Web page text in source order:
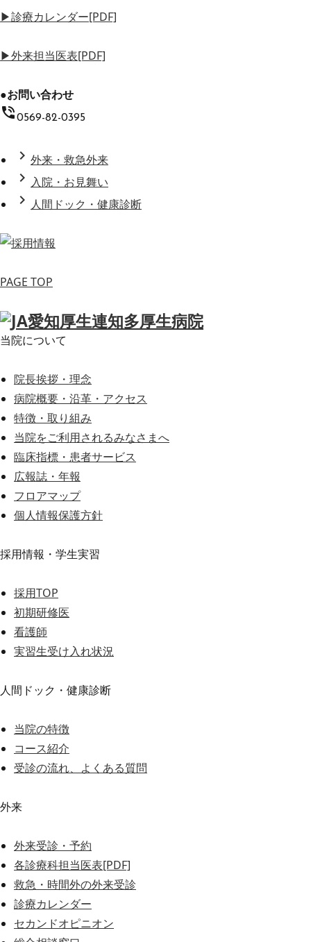
▶診療カレンダー[PDF]
▶外来担当医表[PDF]
●お問い合わせ
phone_in_talk0569-82-0395
chevron_right 外来・救急外来
chevron_right 入院・お見舞い
chevron_right 人間ドック・健康診断
PAGE TOP
当院について
院長挨拶・理念
病院概要・沿革・アクセス
特徴・取り組み
当院をご利用されるみなさまへ
臨床指標・患者サービス
広報誌・年報
フロアマップ
個人情報保護方針
採用情報・学生実習
採用TOP
初期研修医
看護師
実習生受け入れ状況
人間ドック・健康診断
当院の特徴
コース紹介
受診の流れ、よくある質問
外来
外来受診・予約
各診療科担当医表[PDF]
救急・時間外の外来受診
診療カレンダー
セカンドオピニオン